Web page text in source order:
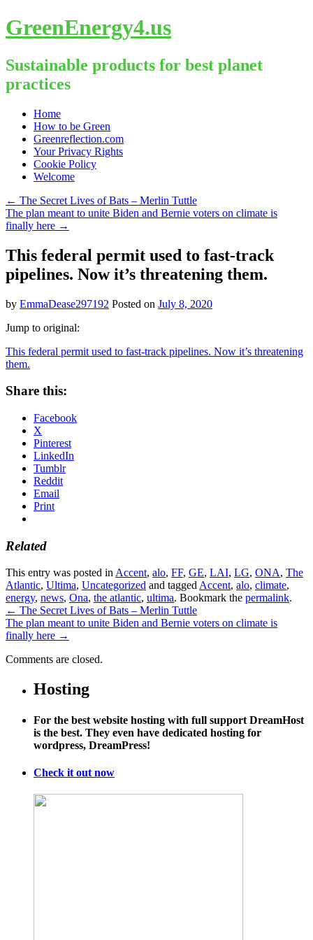
GreenEnergy4.us
Sustainable products for best planet
practices
Skip
content
Home
How to be Green
Greenreflection.com
Your Privacy Rights
Cookie Policy
Welcome
← The Secret Lives of Bats – Merlin Tuttle
The plan meant to unite Biden and Bernie voters on climate is
finally here →
This federal permit used to fast-track
pipelines. Now it’s threatening them.
by EmmaDease297192 Posted on July 8, 2020
Jump to original:
This federal permit used to fast-track pipelines. Now it’s threatening
them.
Share this:
Facebook
X
Pinterest
LinkedIn
Tumblr
Reddit
Email
Print
Related
This entry was posted inAccent, alo, FF, GE, LAI, LG, ONA, The
Atlantic, Ultima, Uncategorized and taggedAccent, alo, climate,
energy, news, Ona, the atlantic, ultima. Bookmark the permalink.
← The Secret Lives of Bats – Merlin Tuttle
The plan meant to unite Biden and Bernie voters on climate is
finally here →
Comments are closed.
Hosting
For the best website hosting with full support DreamHost
is the best. They even have dedicated hosting for
wordpress, DreamPress!
Check it out now